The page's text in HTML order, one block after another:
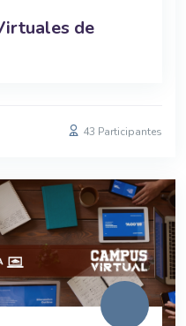
de
43 Participantes